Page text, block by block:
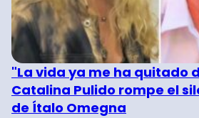
"La vida ya me ha quitado
Catalina Pulido rompe el
de Ítalo Omegna